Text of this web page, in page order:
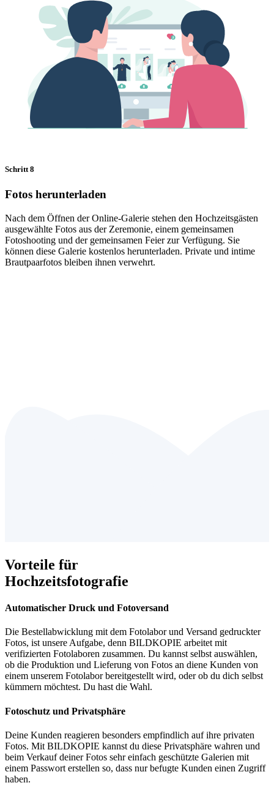
Schritt 8
Fotos herunterladen
Nach dem Öffnen der Online-Galerie stehen den Hochzeitsgästen
ausgewählte Fotos aus der Zeremonie, einem gemeinsamen
Fotoshooting und der gemeinsamen Feier zur Verfügung. Sie
können diese Galerie kostenlos herunterladen. Private und intime
Brautpaarfotos bleiben ihnen verwehrt.
Vorteile für
Hochzeitsfotografie
Automatischer Druck und Fotoversand
Die Bestellabwicklung mit dem Fotolabor und Versand gedruckter
Fotos, ist unsere Aufgabe, denn BILDKOPIE arbeitet mit
verifizierten Fotolaboren zusammen. Du kannst selbst auswählen,
ob die Produktion und Lieferung von Fotos an diene Kunden von
einem unserem Fotolabor bereitgestellt wird, oder ob du dich selbst
kümmern möchtest. Du hast die Wahl.
Fotoschutz und Privatsphäre
Deine Kunden reagieren besonders empfindlich auf ihre privaten
Fotos. Mit BILDKOPIE kannst du diese Privatsphäre wahren und
beim Verkauf deiner Fotos sehr einfach geschützte Galerien mit
einem Passwort erstellen so, dass nur befugte Kunden einen Zugriff
haben.